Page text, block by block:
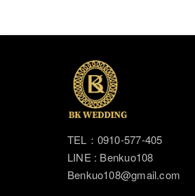
TEL：0910-577-405
LINE : Benkuo108
Benkuo108@gmail.com